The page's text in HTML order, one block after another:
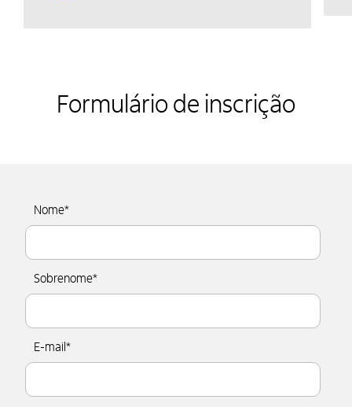
Formulário de inscrição
Nome*
Sobrenome*
E-mail *